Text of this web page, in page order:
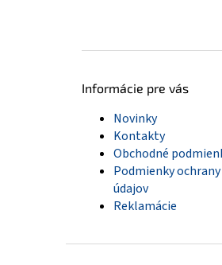
Informácie pre vás
Novinky
Kontakty
Obchodné
Podmienky
údajov
Reklamácie